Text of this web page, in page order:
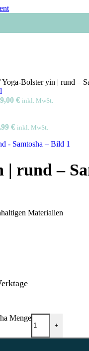
Yoga-Bolster yin | rund –
€ inkl. MwSt.
€ inkl. MwSt.
| rund –
Materialien
Menge
+